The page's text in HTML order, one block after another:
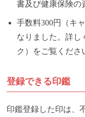
書及び健康保険の
手数料300円（キ
なりました。詳し
ク）をご覧くださ
登録できる印鑑
印鑑登録した印は、